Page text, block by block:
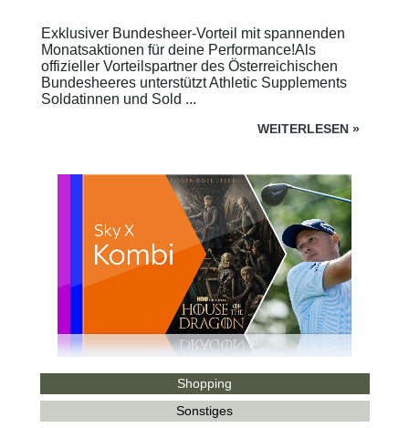
Exklusiver Bundesheer-Vorteil mit spannenden
Monatsaktionen für deine Performance!Als
offizieller Vorteilspartner des Österreichischen
Bundesheeres unterstützt Athletic Supplements
Soldatinnen und Sold ...
WEITERLESEN »
Shopping
Sonstiges